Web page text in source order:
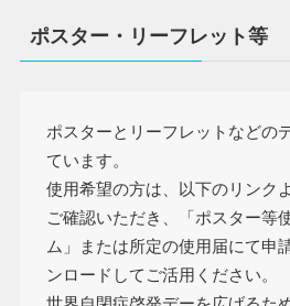
ポスター・リーフレット等
ポスターとリーフレットなどの
ています。
使用希望の方は、以下のリンク
ご確認いただき、「ポスター等
ム」または所定の使用届にて申
ンロードしてご活用ください。